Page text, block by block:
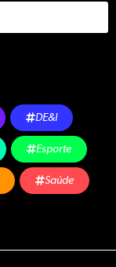
DE&I
Esporte
Saúde